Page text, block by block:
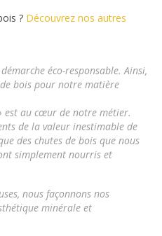
? Découvrez nos autres
éco-responsable. Ainsi,
bois pour notre matière
est au cœur de notre métier.
de la valeur inestimable de
des chutes de bois que nous
simplement nourris et
nous façonnons nos
minérale et